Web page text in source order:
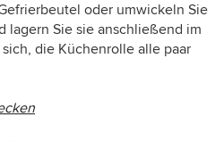
oder umwickeln Sie
lagern Sie sie anschließend im
die Küchenrolle alle paar